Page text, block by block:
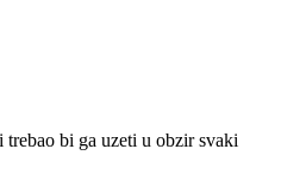
bi ga uzeti u obzir svaki